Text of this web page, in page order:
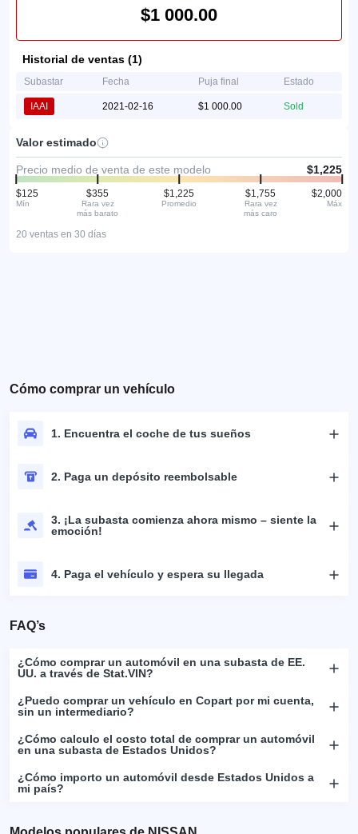
$1 000.00
Historial de ventas (1)
Subastar Fecha Puja final Estado
IAAI 2021-02-16 $1 000.00 Sold
Valor estimado
Precio medio de venta de este modelo $1,225
$125
Mín
$355
Rara vez
más barato
$1,225
Promedio
$1,755
Rara vez
más caro
$2,000
Máx
20 ventas en 30 días
Cómo comprar un vehículo
1. Encuentra el coche de tus sueños
2. Paga un depósito reembolsable
3. ¡La subasta comienza ahora mismo – siente la
emoción!
4. Paga el vehículo y espera su llegada
FAQ’s
¿Cómo comprar un automóvil en una subasta de EE.
UU. a través de Stat.VIN?
¿Puedo comprar un vehículo en Copart por mi cuenta,
sin un intermediario?
¿Cómo calculo el costo total de comprar un automóvil
en una subasta de Estados Unidos?
¿Cómo importo un automóvil desde Estados Unidos a
mi país?